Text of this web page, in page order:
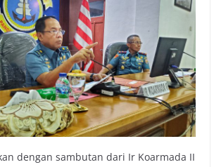
dengan sambutan dari Ir Koarmada II